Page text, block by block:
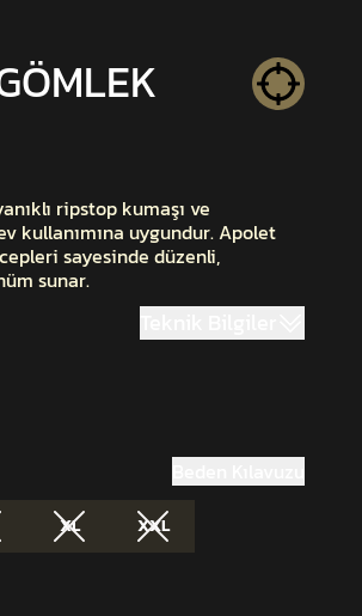
ripstop kumaşı ve
kullanımına uygundur. Apolet
sayesinde düzenli,
sunar.
XL XXL